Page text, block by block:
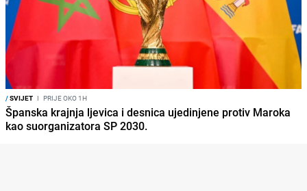
/SVIJET I PRIJE OKO 1H
Španska krajnja ljevica i desnica ujedinjene protiv Maroka
kao suorganizatora SP 2030.